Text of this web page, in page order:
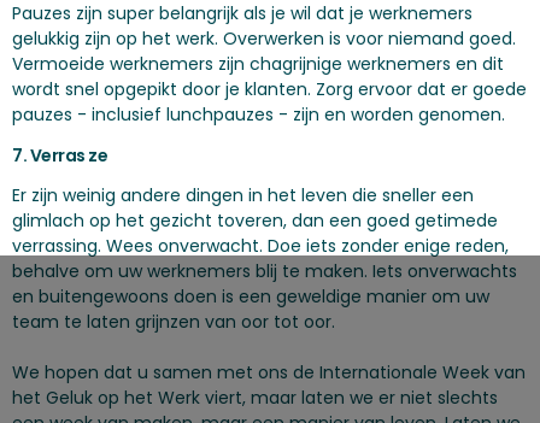
Pauzes zijn super belangrijk als je wil dat je werknemers
gelukkig zijn op het werk. Overwerken is voor niemand goed.
Vermoeide werknemers zijn chagrijnige werknemers en dit
wordt snel opgepikt door je klanten. Zorg ervoor dat er goede
pauzes - inclusief lunchpauzes - zijn en worden genomen.
7. Verras ze
Er zijn weinig andere dingen in het leven die sneller een
glimlach op het gezicht toveren, dan een goed getimede
verrassing. Wees onverwacht. Doe iets zonder enige reden,
behalve om uw werknemers blij te maken. Iets onverwachts
en buitengewoons doen is een geweldige manier om uw
team te laten grijnzen van oor tot oor.
We hopen dat u samen met ons de Internationale Week van
het Geluk op het Werk viert, maar laten we er niet slechts